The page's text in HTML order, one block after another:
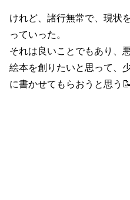
けれど、諸行無常で、現状
っていった。
それは良いことでもあり、
絵本を創りたいと思って、
に書かせてもらおうと思う📝